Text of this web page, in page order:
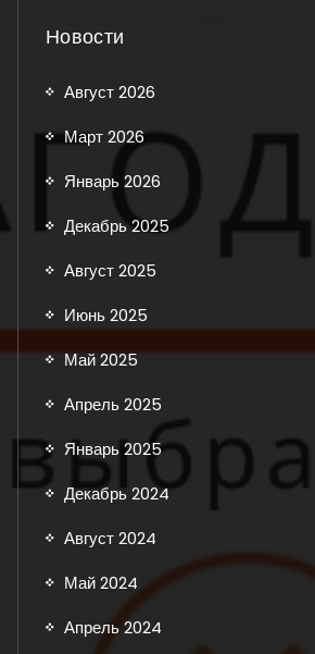
Новости
Август 2026
Март 2026
Январь 2026
Декабрь 2025
Август 2025
Июнь 2025
Май 2025
Апрель 2025
Январь 2025
Декабрь 2024
Август 2024
Май 2024
Апрель 2024